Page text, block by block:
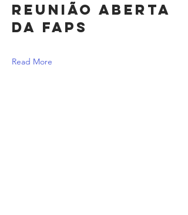
Reunião aberta
da FAPS
Read More